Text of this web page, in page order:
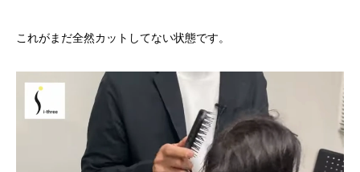
これがまだ全然カットしてない状態です。